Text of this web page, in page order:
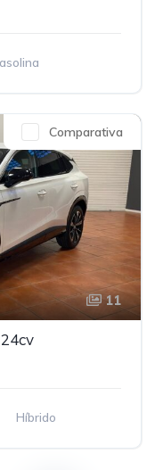
11
Comparativa
Híbrido